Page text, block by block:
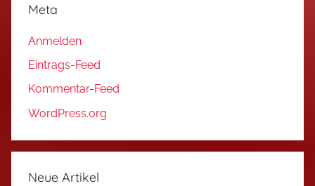
Meta
Anmelden
Eintrags-Feed
Kommentar-Feed
WordPress.org
Neue Artikel